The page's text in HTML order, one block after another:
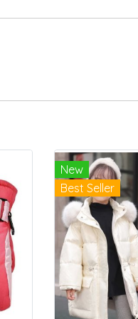
New
Best Seller